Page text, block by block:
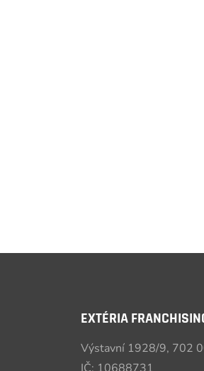
EXTÉRIA
Výstavní 1928/9, 702